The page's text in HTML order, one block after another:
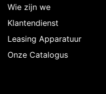
Wie zijn we
Klantendienst
Leasing Apparatuur
Onze Catalogus